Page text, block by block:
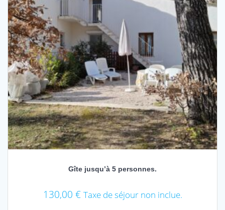
Gîte jusqu’à 5 personnes.
130,00 € Taxe de séjour non inclue.